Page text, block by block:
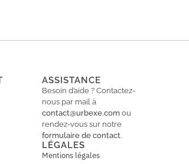
ASSISTANCE
Besoin d’aide ? Contactez-
nous par mail à
contact@urbexe.com ou
rendez-vous sur notre
formulaire de contact.
LÉGALES
Mentions légales